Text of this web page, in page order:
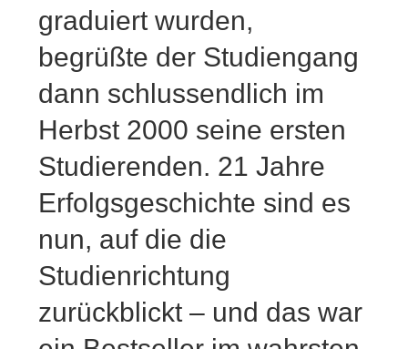
graduiert wurden,
begrüßte der Studiengang
dann schlussendlich im
Herbst 2000 seine ersten
Studierenden. 21 Jahre
Erfolgsgeschichte sind es
nun, auf die die
Studienrichtung
zurückblickt – und das war